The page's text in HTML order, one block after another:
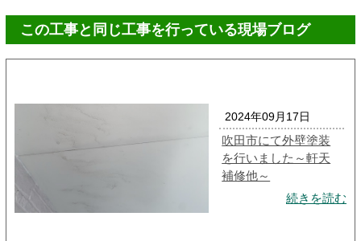
この工事と同じ工事を行っている現場ブログ
2024年09月17日
吹田市にて外壁塗装
を行いました～軒天
補修他～
続きを読む